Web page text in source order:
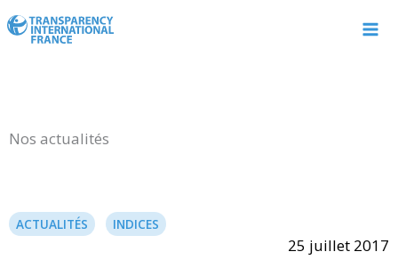
au
Nos actualités
ACTUALITÉS INDICES
25 juillet 2017